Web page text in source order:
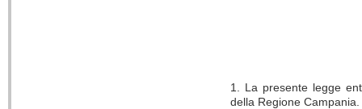
1. La presente legge
della Regione Campania.